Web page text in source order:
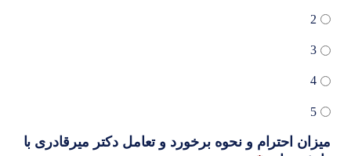
2
3
4
5
میزان احترام و نحوه برخورد و تعامل دکتر میرقادری با